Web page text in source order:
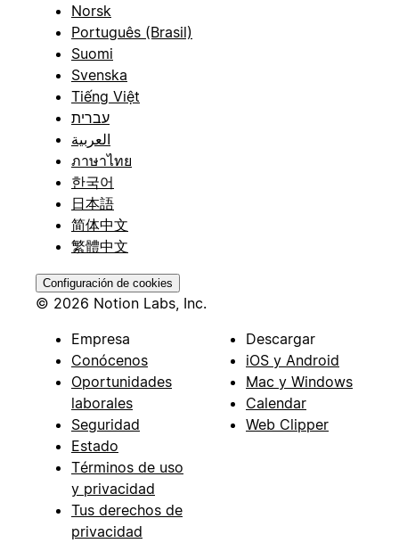
Norsk
Português (Brasil)
Suomi
Svenska
Tiếng Việt
עברית
العربية
ภาษาไทย
한국어
日本語
简体中文
繁體中文
Configuración de cookies
© 2026 Notion Labs, Inc.
Empresa
Conócenos
Oportunidades
laborales
Seguridad
Estado
Términos de uso
y privacidad
Tus derechos de
privacidad
Descargar
iOS y Android
Mac y Windows
Calendar
Web Clipper